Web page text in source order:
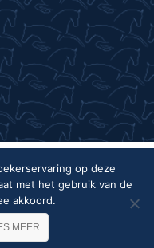
op deze
met het gebruik van de
akkoord.
MEER